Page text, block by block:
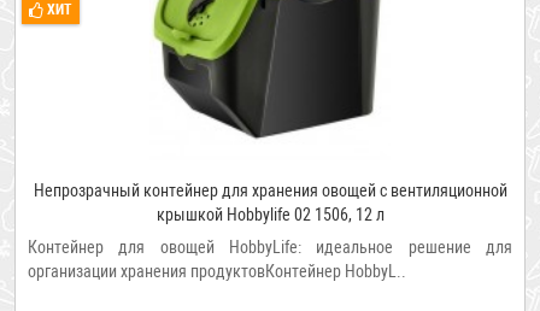
ХИТ
Непрозрачный контейнер для хранения овощей с вентиляционной
крышкой Hobbylife 02 1506, 12 л
Контейнер для овощей HobbyLife: идеальное решение для
организации хранения продуктовКонтейнер HobbyL..